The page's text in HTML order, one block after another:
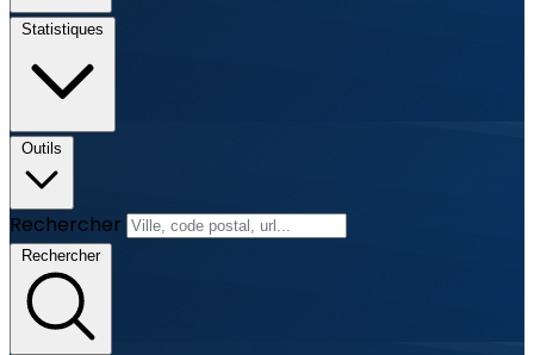
Statistiques
Outils
Rechercher
Rechercher